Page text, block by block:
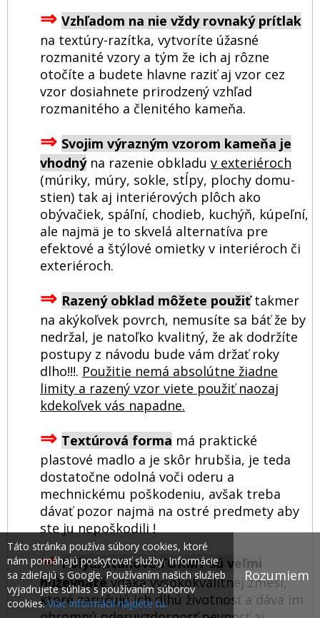
⇒ Vzhľadom na nie vždy rovnaký prítlak
na textúry-razítka, vytvoríte úžasné
rozmanité vzory a tým že ich aj rôzne
otočíte a budete hlavne raziť aj vzor cez
vzor dosiahnete prirodzený vzhľad
rozmanitého a členitého kameňa.
⇒ Svojim výrazným vzorom kameňa je
vhodný na razenie obkladu v exteriéroch
(múriky, múry, sokle, stĺpy, plochy domu-
stien) tak aj interiérových plôch ako
obývačiek, spáľní, chodieb, kuchýň, kúpeľní,
ale najmä je to skvelá alternatíva pre
efektové a štýlové omietky v interiéroch či
exteriéroch.
⇒ Razený obklad môžete použiť takmer
na akýkoľvek povrch, nemusíte sa báť že by
nedržal, je natoľko kvalitný, že ak dodržíte
postupy z návodu bude vám držať roky
dlho!!!. Použitie nemá absolútne žiadne
limity a razený vzor viete použiť naozaj
kdekoľvek vás napadne.
⇒ Textúrová forma má praktické
plastové madlo a je skôr hrubšia, je teda
dostatočne odolná voči oderu a
mechnickému poškodeniu, avšak treba
dávať pozor najmä na ostré predmety aby
ste ju nepoškodili !
⇒ Polyuretánové FORMY sú veľmi
húževnatévďaka vysokokvalitnej zmesi,
ktoré zaručujú ich dlhú životnosť a dáva im
Táto stránka používa súbory cookies, ktoré
nám pomáhajú poskytovať služby. Informácie
sa zdieľajú s Google. Používaním našich služieb
vyjadrujete súhlas s používaním súborov
cookies.Viac informácií nájdete tu.
Rozumiem